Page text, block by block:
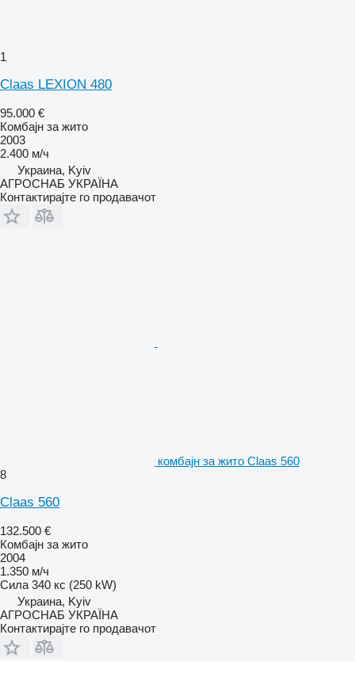
1
Claas LEXION 480
95.000 €
Комбајн за жито
2003
2.400 м/ч
Украина, Kyiv
АГРОСНАБ УКРАЇНА
Контактирајте го продавачот
комбајн за жито Claas 560
8
Claas 560
132.500 €
Комбајн за жито
2004
1.350 м/ч
Сила 340 кс (250 kW)
Украина, Kyiv
АГРОСНАБ УКРАЇНА
Контактирајте го продавачот